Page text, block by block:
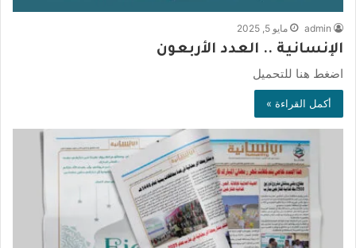
admin مايو 5, 2025
الإنسانية .. العدد الأربعون
اضغط هنا للتحميل
أكمل القراءة »